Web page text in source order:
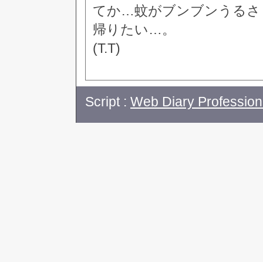
てか…蚊がブンブンうる
帰りたい…。
(T.T)
Script : Web Diary